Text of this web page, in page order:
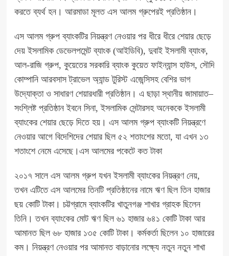
করতে ব্যর্থ হন। আরমাডা মূলত এস আলম গ্রুপেরই প্রতিষ্ঠান।
এস আলম গ্রুপ ব্যাংকটির নিয়ন্ত্রণ নেওয়ার পর ধীরে ধীরে শেয়ার ছেড়ে
দেয় ইসলামিক ডেভেলপমেন্ট ব্যাংক (আইডিবি), দুবাই ইসলামী ব্যাংক,
আল-রাজি গ্রুপ, কুয়েতের সরকারি ব্যাংক কুয়েত ফাইন্যান্স হাউস, সৌদি
কোম্পানি আরবসাস ট্রাভেল অ্যান্ড টুরিস্ট এজেন্সিসহ বেশির ভাগ
উদ্যোক্তা ও সাধারণ শেয়ারধারী প্রতিষ্ঠান। এ ছাড়া স্থানীয় জামায়াত–
সংশ্লিষ্ট প্রতিষ্ঠান ইবনে সিনা, ইসলামিক সেন্টারসহ অনেককে ইসলামী
ব্যাংকের শেয়ার ছেড়ে দিতে হয়। এস আলম গ্রুপ ব্যাংকটি নিয়ন্ত্রণে
নেওয়ার আগে বিদেশিদের শেয়ার ছিল ৫২ শতাংশের মতো, যা এখন ১৩
শতাংশে নেমে এসেছে।এস আলমের পকেটে কত টাকা
২০১৭ সালে এস আলম গ্রুপ যখন ইসলামী ব্যাংকের নিয়ন্ত্রণ নেয়,
তখন এটিতে এস আলমের তিনটি প্রতিষ্ঠানের নামে ঋণ ছিল তিন হাজার
ছয় কোটি টাকা। চট্টগ্রামে ব্যাংকটির খাতুনগঞ্জ শাখার গ্রাহক ছিলেন
তিনি। তখন ব্যাংকের মোট ঋণ ছিল ৬১ হাজার ৬৪১ কোটি টাকা আর
আমানত ছিল ৬৮ হাজার ১৩৫ কোটি টাকা। কর্মকর্তা ছিলেন ১০ হাজারের
কম। নিয়ন্ত্রণ নেওয়ার পর আমানত বাড়ানোর লক্ষ্যে নতুন নতুন শাখা